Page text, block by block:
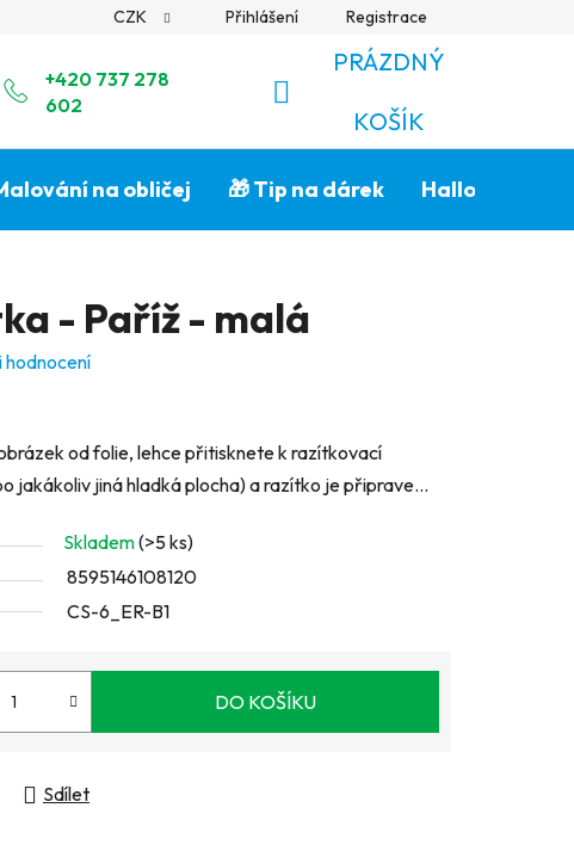
CZK Přihlášení Registrace
+420 737 278
602
NÁKUPNÍ
KOŠÍK
PRÁZDNÝ
KOŠÍK
na obličej 🎁 Tip na dárek Halloween🎃
- Paříž - malá
hodnocení
od folie, lehce přitisknete k razítkovací
jakákoliv jiná hladká plocha) a razítko je připrave...
Skladem(>5 ks)
8595146108120
CS-6_ER-B1
DO KOŠÍKU
Sdílet